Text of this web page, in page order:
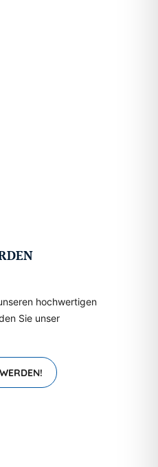
hochwertigen
Sie unser